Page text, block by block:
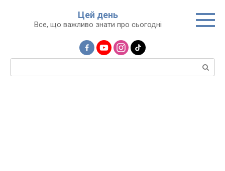
Цей день
Все, що важливо знати про сьогодні
Пошук: